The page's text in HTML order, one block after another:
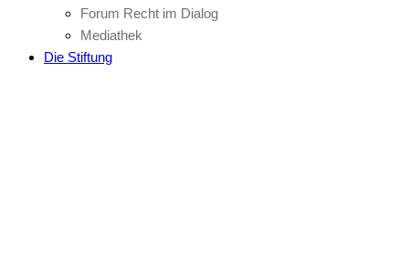
Forum Recht im Dialog
Mediathek
Die Stiftung